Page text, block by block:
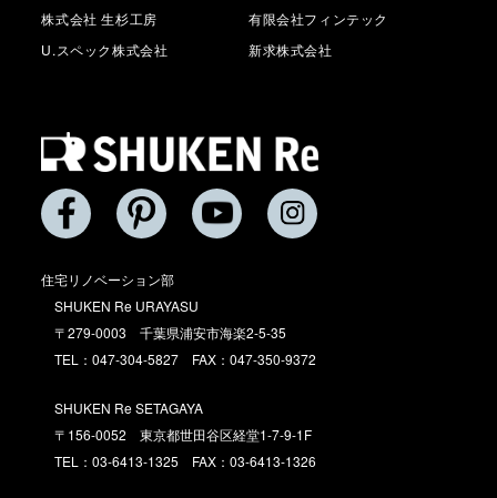
住宅リノベーション部
SHUKEN Re URAYASU
〒279-0003 千葉県浦安市海楽2-5-35
TEL：047-304-5827 FAX：047-350-9372
SHUKEN Re SETAGAYA
〒156-0052 東京都世田谷区経堂1-7-9-1F
TEL：03-6413-1325 FAX：03-6413-1326
株式会社 生杉工房
有限会社フィンテック
U.スペック株式会社
新求株式会社